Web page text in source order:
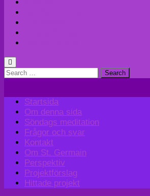
Search
Startsida
Om denna sida
Söndags meditation
Frågor och svar
Kontakt
Om St. Germain
Perspektiv
Projektförslag
Hittade projekt